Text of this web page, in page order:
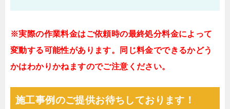
※実際の作業料金はご依頼時の最終処分料金によって
変動する可能性があります。同じ料金でできるかどう
かはわかりかねますのでご注意ください。
施工事例のご提供お待ちしております！